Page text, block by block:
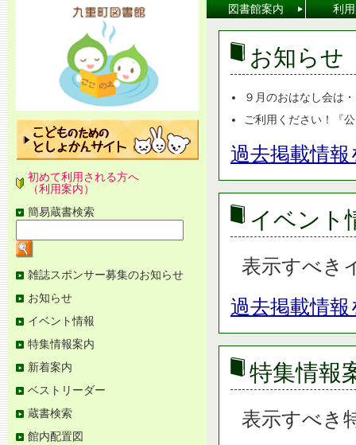
図書館案内 利
お知らせ
９月のおはなし会は
ご利用ください！『
過去掲載情
イベント
表示すべき
過去掲載情
特集情報
表示すべき
初めて利用される方へ
（利用案内）
簡易蔵書検索
索
キ
ー
ワ
ド
入
図
館
ニ
ー
雑誌スポンサー募集のお知らせ
お知らせ
イベント情報
特集情報案内
新着案内
ベストリーダー
蔵書検索
館内配置図